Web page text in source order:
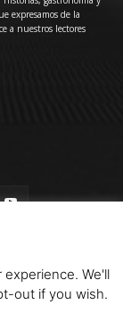
expresamos de la
a nuestros lectores
(Versión 4.0)
We'll
out if you wish.